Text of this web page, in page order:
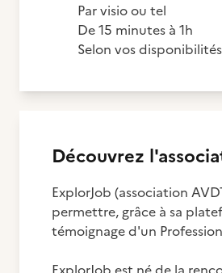
Par visio ou tel
De 15 minutes à 1h
Selon vos disponibilités
Découvrez
ExplorJob (association
permettre, grâce à sa
témoignage d'un